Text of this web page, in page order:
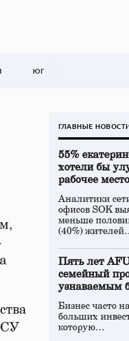
ЮГ
ГЛАВНЫЕ
55%
хотели бы
рабочее место
Аналитики
офисов SOK
меньше
(40%)
Пять лет
семейный
узнаваемым
Бизнес часто
больших
которую…